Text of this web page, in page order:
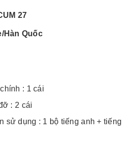
27
Hàn Quốc
: 1 cái
: 2 cái
sử dụng : 1 bộ tiếng anh + tiếng